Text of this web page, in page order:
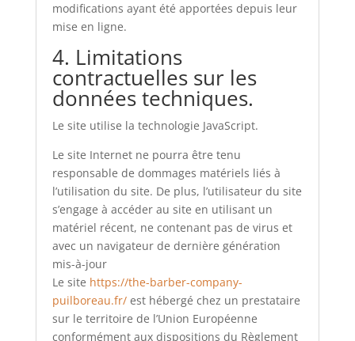
modifications ayant été apportées depuis leur
mise en ligne.
4. Limitations
contractuelles sur les
données techniques.
Le site utilise la technologie JavaScript.
Le site Internet ne pourra être tenu
responsable de dommages matériels liés à
l’utilisation du site. De plus, l’utilisateur du site
s’engage à accéder au site en utilisant un
matériel récent, ne contenant pas de virus et
avec un navigateur de dernière génération
mis-à-jour
Le site https://the-barber-company-
puilboreau.fr/est hébergé chez un prestataire
sur le territoire de l’Union Européenne
conformément aux dispositions du Règlement